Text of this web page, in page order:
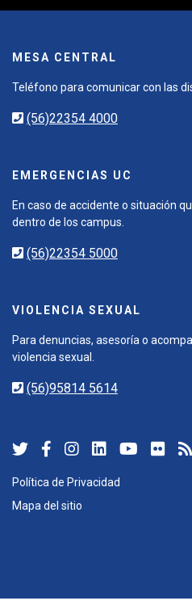
MESA CENTRAL
Teléfono para comunicar con las
(56)22354 4000
EMERGENCIAS UC
En caso de accidente o situación
dentro de los campus.
(56)22354 5000
VIOLENCIA SEXUAL
Para denuncias, asesoría o
violencia sexual.
(56)95814 5614
Política de Privacidad
Mapa del sitio